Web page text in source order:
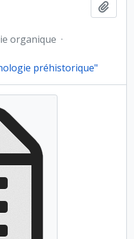
organique ·
préhistorique"